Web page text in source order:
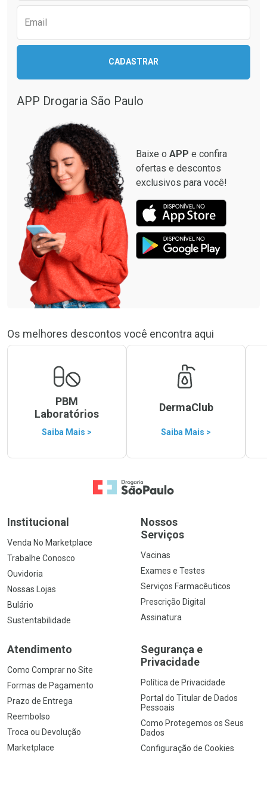
Email
CADASTRAR
APP Drogaria São Paulo
Baixe o APP e confira
ofertas e descontos
exclusivos para você!
Os melhores descontos você encontra aqui
PBM
Laboratórios
Saiba Mais >
DermaClub
Saiba Mais >
Ir para a Home
Institucional
Venda No Marketplace
Trabalhe Conosco
Ouvidoria
Nossas Lojas
Bulário
Sustentabilidade
Nossos
Serviços
Vacinas
Exames e Testes
Serviços Farmacêuticos
Prescrição Digital
Assinatura
Atendimento
Como Comprar no Site
Formas de Pagamento
Prazo de Entrega
Reembolso
Troca ou Devolução
Marketplace
Segurança e
Privacidade
Política de Privacidade
Portal do Titular de Dados
Pessoais
Como Protegemos os Seus
Dados
Configuração de Cookies